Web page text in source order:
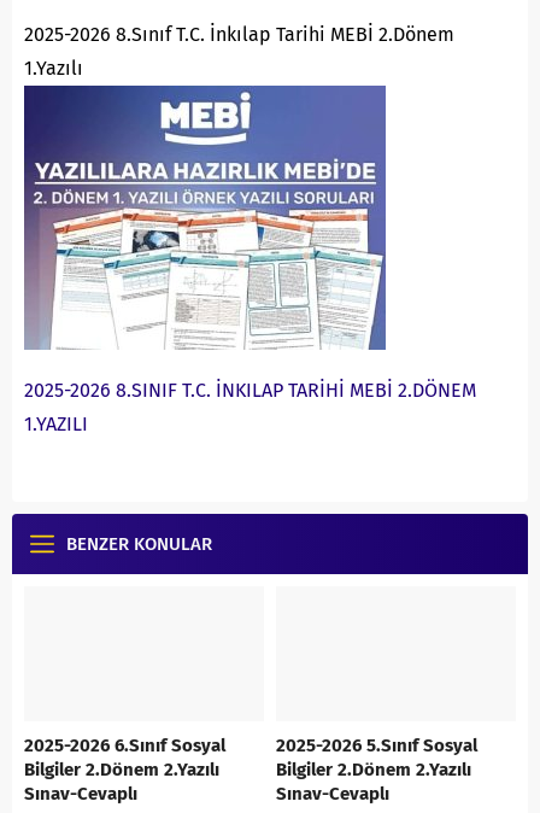
2025-2026 8.Sınıf T.C. İnkılap Tarihi MEBİ 2.Dönem
1.Yazılı
2025-2026 8.SINIF T.C. İNKILAP TARİHİ MEBİ 2.DÖNEM
1.YAZILI
BENZER KONULAR
2025-2026 6.Sınıf Sosyal
Bilgiler 2.Dönem 2.Yazılı
Sınav-Cevaplı
2025-2026 5.Sınıf Sosyal
Bilgiler 2.Dönem 2.Yazılı
Sınav-Cevaplı